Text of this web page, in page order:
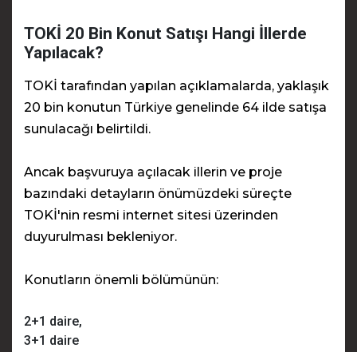
TOKİ 20 Bin Konut Satışı Hangi İllerde
Yapılacak?
TOKİ tarafından yapılan açıklamalarda, yaklaşık
20 bin konutun Türkiye genelinde 64 ilde satışa
sunulacağı belirtildi.
Ancak başvuruya açılacak illerin ve proje
bazındaki detayların önümüzdeki süreçte
TOKİ'nin resmi internet sitesi üzerinden
duyurulması bekleniyor.
Konutların önemli bölümünün:
2+1 daire,
3+1 daire